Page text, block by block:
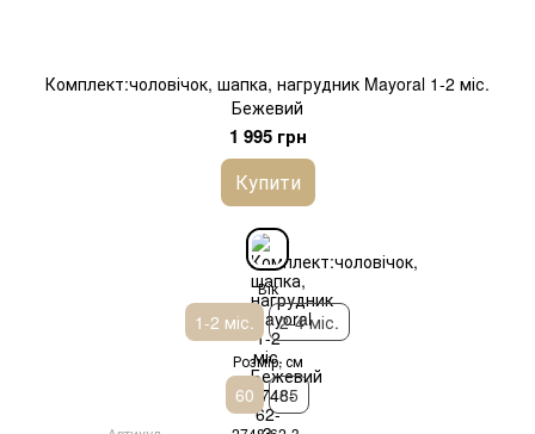
Комплект:чоловічок, шапка, нагрудник Mayoral 1-2 міс.
Бежевий
1 995 грн
Купити
Вік
1-2 міс. 2-4 міс.
Розмір, см
60 65